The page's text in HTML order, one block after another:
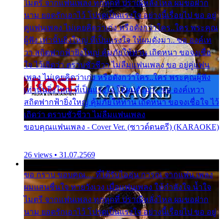
ไมตรี จากแฟนเพลง ทุกทุกที่ ปราณีหลั่งไหล ผมขอฝาก
นาม ยอดรักเอาไว้ โปรดเป็นแรงใจ อย่างนี้เรื่อยไป ขอ อยู่
คู่แฟนเพลง ไม่เคยคิดว่าเก่ง หรือดังกว่าใคร..ใคร พระคุณ
ผู้ฟัง เท่านั้นยิ่งใหญ่ ที่เป็นแรงใจ ให้ผมดังมา.. ขอ องค์เท
วา สถิตฟากฟ้ายิ่งใหญ่ คุ้มภัยให้ท่าน เถิดหนา ขอจงเชื่อ
ใจ ไว้เถิดว่า ตราบชั่วชีวา ไม่ลืมแฟนเพลง ขอ อยู่คู่แฟน
เพลง ไม่เคยคิดว่าเก่ง หรือดังกว่าใคร..ใคร พระคุณผู้ฟัง
เท่านั้นยิ่งใหญ่ ที่เป็นแรงใจ ให้ผมดังมา.. ขอ องค์เทวา
สถิตฟากฟ้ายิ่งใหญ่ คุ้มภัยให้ท่าน เถิดหนา ขอจงเชื่อใจ ไว้
เถิดว่า ตราบชั่วชีวา ไม่ลืมแฟนเพลง
ขอบคุณแฟนเพลง - Cover Ver. (ซาวด์ดนตรี) (KARAOKE)
26 views • 31.07.2569
ขอ กราบ ขอบคุณ.... ที่ได้รับไออุ่น การุณ จากแฟน เพลง
ผมแสนชื่นใจ หายวังเวง เมื่อแฟนเพลง ให้กำลังใจ น้ำใจ
ไมตรี จากแฟนเพลง ทุกทุกที่ ปราณีหลั่งไหล ผมขอฝาก
นาม ยอดรักเอาไว้ โปรดเป็นแรงใจ อย่างนี้เรื่อยไป ขอ อยู่